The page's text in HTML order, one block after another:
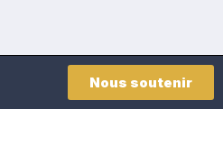
Nous soutenir